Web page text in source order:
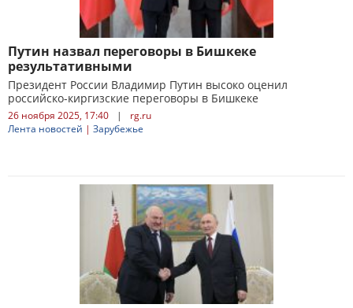
Путин назвал переговоры в Бишкеке
результативными
Президент России Владимир Путин высоко оценил
российско-киргизские переговоры в Бишкеке
26 ноября 2025, 17:40 |
rg.ru
Лента новостей | Зарубежье